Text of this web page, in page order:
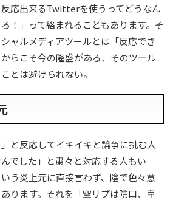
応出来るTwitterを使うってどうなん
！」って絡まれることもあります。そ
ャルメディアツールとは「反応でき
らこそ今の隆盛がある、そのツール
とは避けられない。
」と反応してイキイキと論争に挑む人
でした」と粛々と対応する人もい
う炎上元に直接言わず、陰で色々意
ります。それを「空リプは陰口、卑